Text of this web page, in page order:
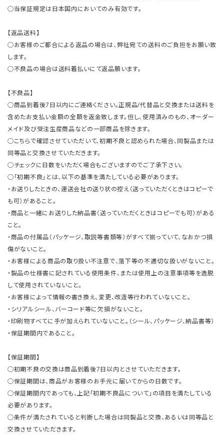
○当保証規定は日本国内においてのみ有効です。
【返品送料】
○お客様のご都合による返品の場合は、弊社宛ての送料のご負担をお願い致
します。
○不良品の場合は送料着払いにて返品願います。
【不良品】
○商品到着後7日以内にご連絡ください。正規品/代替品と交換または送料を
含めたお支払い金額の全額を返金致します。但し、使用済みのもの、オーダー
メイド及び受注生産商品などの一部商品を除きます。
○こちらで確認させていただいて、初期不良と認められた場合、同製品または
同等品と交換させていただきます。
○チェックに日数をいただく場合もございますのでご了承下さい。
○「初期不良」とは、以下の基準を満たしている必要があります。
・お送りしたときの、運送会社の送り状の控え（送っていただくときはコピーで
も可）があること。
・商品と一緒にお送りした納品書（送っていただくときはコピーでも可）がある
こと。
・商品の付属品（パッケージ、取説等書類等）がすべて揃っていて、なおかつ損
傷がないこと。
・お客様による商品の取り扱い不注意で、落下等の不適切な扱いがないこと。
・製品の仕様書に記されている使用条件、または使用上の注意事項等を逸脱
して使用されていないこと。
・お客様によって情報の書き換え、変更、改造等行われていないこと。
・シリアルシール、バーコード等に欠損がないこと。
・印刷物すべてに手が加えられていないこと。（シール、パッケージ、納品書等）
・保証期間内であること。
【保証期間】
○初期不良の交換は商品到着後7日以内とさせていただきます。
○保証期間は、商品がお客様のお手元に届いてからの日数です。
○保証期間内であっても、上記「初期不良品について」の項目を満たしている
必要があります。
○条件が満たされていると判断した場合は同製品と交換、あるいは同等品と
交換させていただきます。